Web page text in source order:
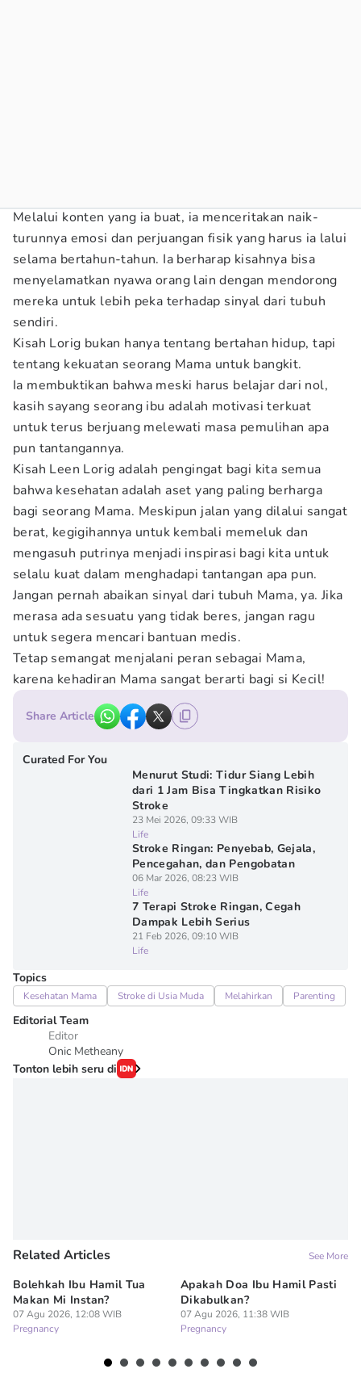
Melalui konten yang ia buat, ia menceritakan naik-
turunnya emosi dan perjuangan fisik yang harus ia lalui
selama bertahun-tahun. Ia berharap kisahnya bisa
menyelamatkan nyawa orang lain dengan mendorong
mereka untuk lebih peka terhadap sinyal dari tubuh
sendiri.
Kisah Lorig bukan hanya tentang bertahan hidup, tapi
tentang kekuatan seorang Mama untuk bangkit.
Ia membuktikan bahwa meski harus belajar dari nol,
kasih sayang seorang ibu adalah motivasi terkuat
untuk terus berjuang melewati masa pemulihan apa
pun tantangannya.
Kisah Leen Lorig adalah pengingat bagi kita semua
bahwa kesehatan adalah aset yang paling berharga
bagi seorang Mama. Meskipun jalan yang dilalui sangat
berat, kegigihannya untuk kembali memeluk dan
mengasuh putrinya menjadi inspirasi bagi kita untuk
selalu kuat dalam menghadapi tantangan apa pun.
Jangan pernah abaikan sinyal dari tubuh Mama, ya. Jika
merasa ada sesuatu yang tidak beres, jangan ragu
untuk segera mencari bantuan medis.
Tetap semangat menjalani peran sebagai Mama,
karena kehadiran Mama sangat berarti bagi si Kecil!
Share Article
Curated For You
Menurut Studi: Tidur Siang Lebih
dari 1 Jam Bisa Tingkatkan Risiko
Stroke
23 Mei 2026, 09:33 WIB
Life
Stroke Ringan: Penyebab, Gejala,
Pencegahan, dan Pengobatan
06 Mar 2026, 08:23 WIB
Life
7 Terapi Stroke Ringan, Cegah
Dampak Lebih Serius
21 Feb 2026, 09:10 WIB
Life
Topics
Kesehatan Mama Stroke di Usia Muda Melahirkan Parenting
Editorial Team
Editor
Onic Metheany
Tonton lebih seru di
Related Articles See More
Bolehkah Ibu Hamil Tua
Makan Mi Instan?
07 Agu 2026, 12:08 WIB
Pregnancy
Apakah Doa Ibu Hamil Pasti
Dikabulkan?
07 Agu 2026, 11:38 WIB
Pregnancy